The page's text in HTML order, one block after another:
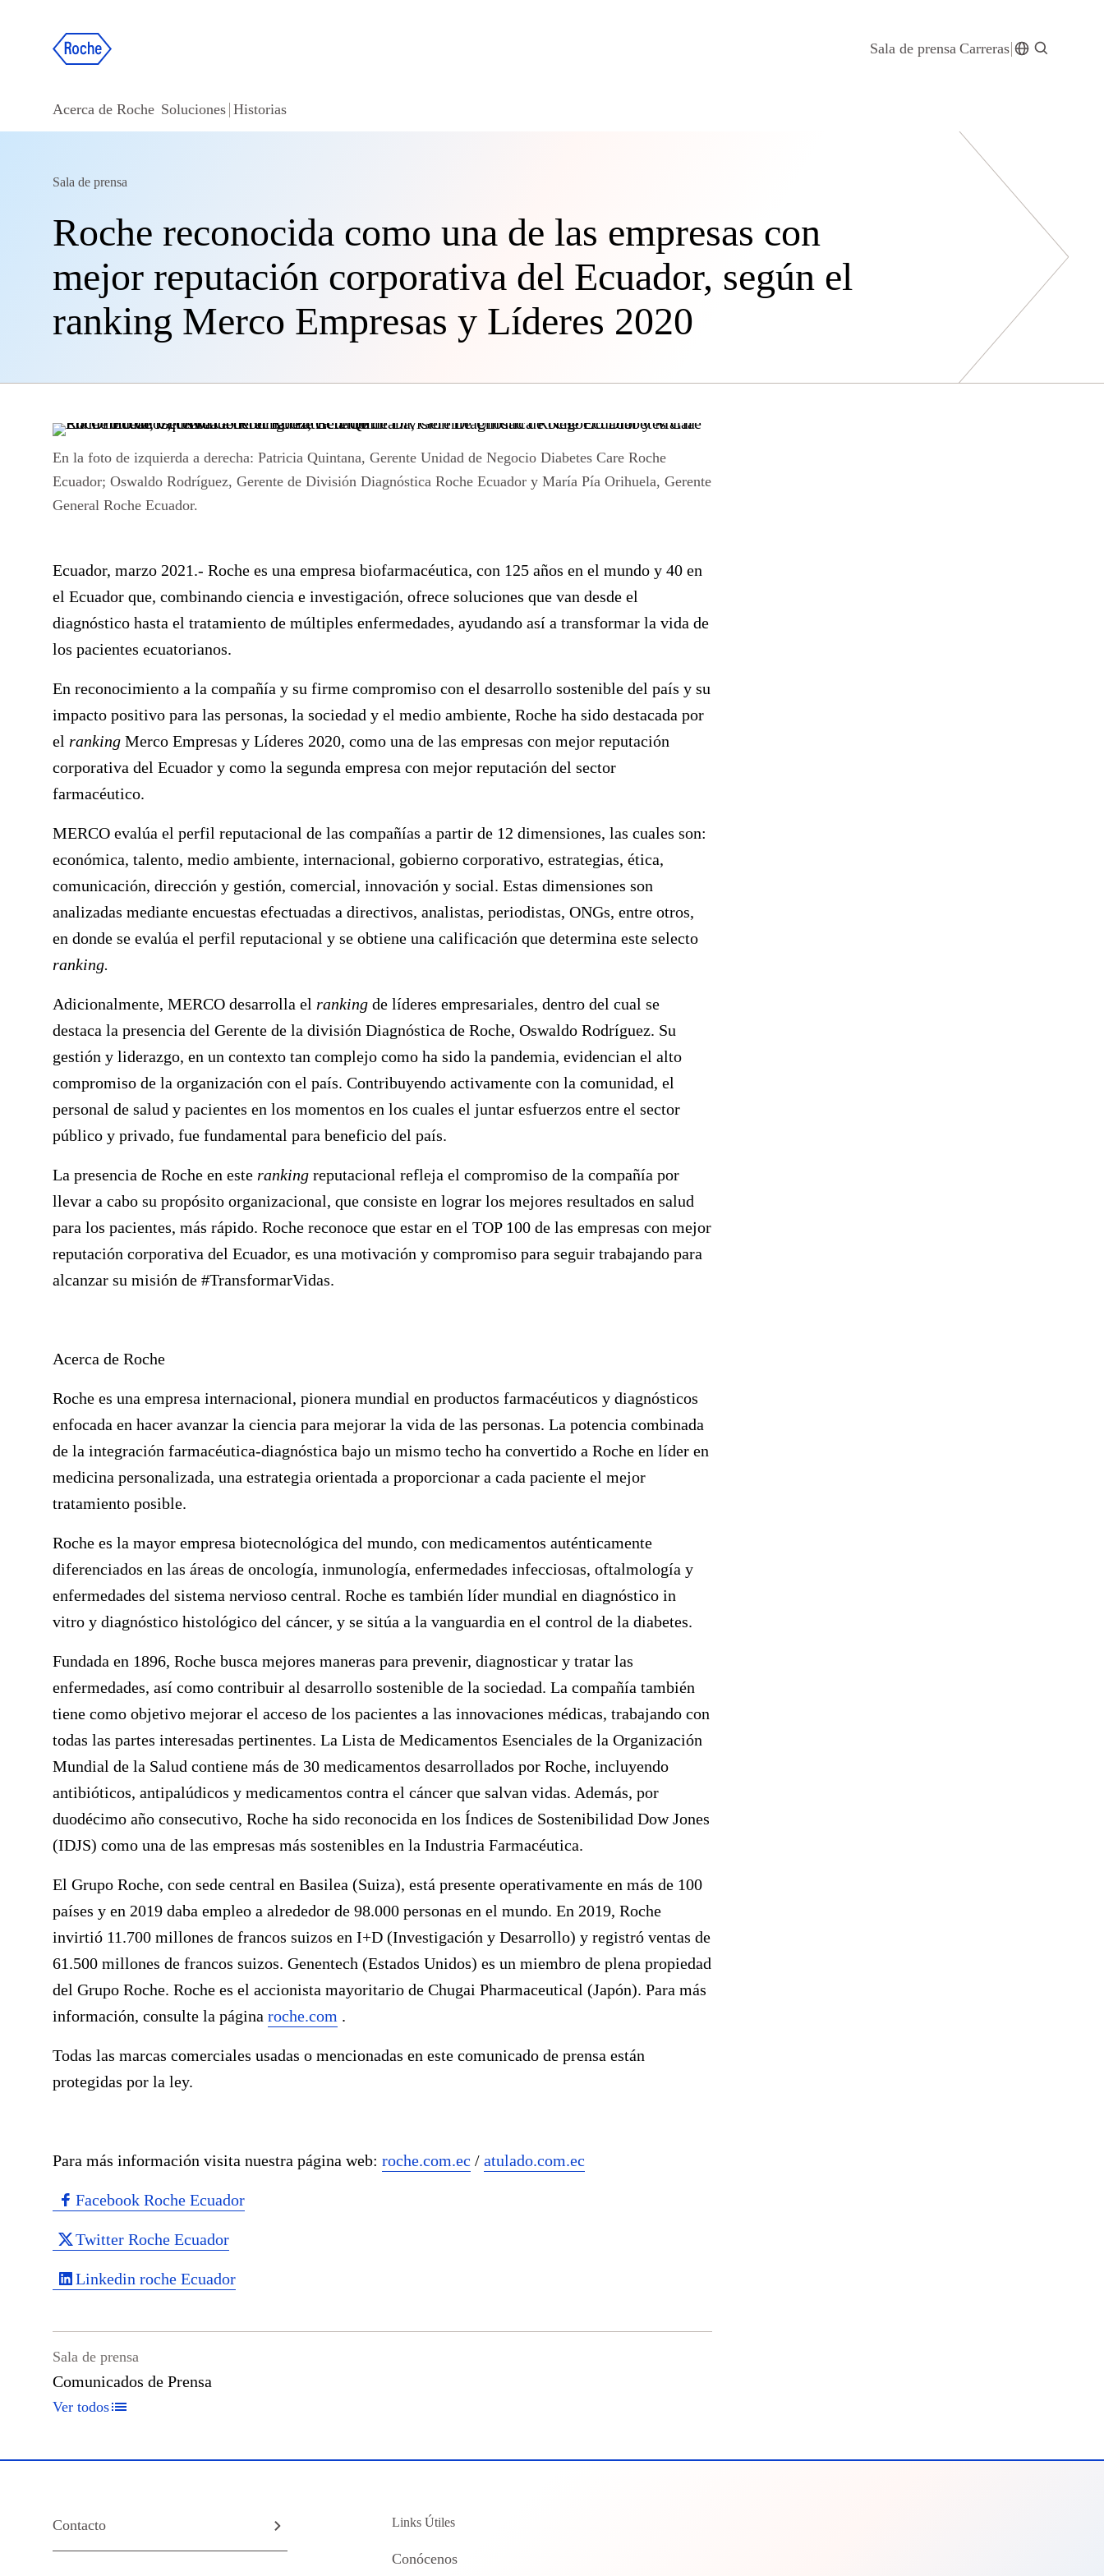
Sala de prensa Carreras
Acerca de Roche Soluciones Historias
Sala de prensa
Roche reconocida como una de las empresas con
mejor reputación corporativa del Ecuador, según el
ranking Merco Empresas y Líderes 2020
En la foto de izquierda a derecha: Patricia Quintana, Gerente Unidad de Negocio Diabetes Care Roche
Ecuador; Oswaldo Rodríguez, Gerente de División Diagnóstica Roche Ecuador y María Pía Orihuela, Gerente
General Roche Ecuador.
Ecuador, marzo 2021.- Roche es una empresa biofarmacéutica, con 125 años en el mundo y 40 en
el Ecuador que, combinando ciencia e investigación, ofrece soluciones que van desde el
diagnóstico hasta el tratamiento de múltiples enfermedades, ayudando así a transformar la vida de
los pacientes ecuatorianos.
En reconocimiento a la compañía y su firme compromiso con el desarrollo sostenible del país y su
impacto positivo para las personas, la sociedad y el medio ambiente, Roche ha sido destacada por
el ranking Merco Empresas y Líderes 2020, como una de las empresas con mejor reputación
corporativa del Ecuador y como la segunda empresa con mejor reputación del sector
farmacéutico.
MERCO evalúa el perfil reputacional de las compañías a partir de 12 dimensiones, las cuales son:
económica, talento, medio ambiente, internacional, gobierno corporativo, estrategias, ética,
comunicación, dirección y gestión, comercial, innovación y social. Estas dimensiones son
analizadas mediante encuestas efectuadas a directivos, analistas, periodistas, ONGs, entre otros,
en donde se evalúa el perfil reputacional y se obtiene una calificación que determina este selecto
ranking.
Adicionalmente, MERCO desarrolla el ranking de líderes empresariales, dentro del cual se
destaca la presencia del Gerente de la división Diagnóstica de Roche, Oswaldo Rodríguez. Su
gestión y liderazgo, en un contexto tan complejo como ha sido la pandemia, evidencian el alto
compromiso de la organización con el país. Contribuyendo activamente con la comunidad, el
personal de salud y pacientes en los momentos en los cuales el juntar esfuerzos entre el sector
público y privado, fue fundamental para beneficio del país.
La presencia de Roche en este ranking reputacional refleja el compromiso de la compañía por
llevar a cabo su propósito organizacional, que consiste en lograr los mejores resultados en salud
para los pacientes, más rápido. Roche reconoce que estar en el TOP 100 de las empresas con mejor
reputación corporativa del Ecuador, es una motivación y compromiso para seguir trabajando para
alcanzar su misión de #TransformarVidas.
Acerca de Roche
Roche es una empresa internacional, pionera mundial en productos farmacéuticos y diagnósticos
enfocada en hacer avanzar la ciencia para mejorar la vida de las personas. La potencia combinada
de la integración farmacéutica-diagnóstica bajo un mismo techo ha convertido a Roche en líder en
medicina personalizada, una estrategia orientada a proporcionar a cada paciente el mejor
tratamiento posible.
Roche es la mayor empresa biotecnológica del mundo, con medicamentos auténticamente
diferenciados en las áreas de oncología, inmunología, enfermedades infecciosas, oftalmología y
enfermedades del sistema nervioso central. Roche es también líder mundial en diagnóstico in
vitro y diagnóstico histológico del cáncer, y se sitúa a la vanguardia en el control de la diabetes.
Fundada en 1896, Roche busca mejores maneras para prevenir, diagnosticar y tratar las
enfermedades, así como contribuir al desarrollo sostenible de la sociedad. La compañía también
tiene como objetivo mejorar el acceso de los pacientes a las innovaciones médicas, trabajando con
todas las partes interesadas pertinentes. La Lista de Medicamentos Esenciales de la Organización
Mundial de la Salud contiene más de 30 medicamentos desarrollados por Roche, incluyendo
antibióticos, antipalúdicos y medicamentos contra el cáncer que salvan vidas. Además, por
duodécimo año consecutivo, Roche ha sido reconocida en los Índices de Sostenibilidad Dow Jones
(IDJS) como una de las empresas más sostenibles en la Industria Farmacéutica.
El Grupo Roche, con sede central en Basilea (Suiza), está presente operativamente en más de 100
países y en 2019 daba empleo a alrededor de 98.000 personas en el mundo. En 2019, Roche
invirtió 11.700 millones de francos suizos en I+D (Investigación y Desarrollo) y registró ventas de
61.500 millones de francos suizos. Genentech (Estados Unidos) es un miembro de plena propiedad
del Grupo Roche. Roche es el accionista mayoritario de Chugai Pharmaceutical (Japón). Para más
información, consulte la página roche.com .
Todas las marcas comerciales usadas o mencionadas en este comunicado de prensa están
protegidas por la ley.
Para más información visita nuestra página web: roche.com.ec / atulado.com.ec
Facebook Roche Ecuador
Twitter Roche Ecuador
Linkedin roche Ecuador
Sala de prensa
Comunicados de Prensa
Ver todos
Contacto Links Útiles
Conócenos